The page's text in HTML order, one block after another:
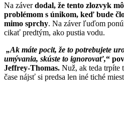
Na záverdodal, že tento zlozvyk
problémom s únikom, keď bude
mimo sprchy. Na záver ľuďom
cikať predtým, ako pustia vodu.
„Ak máte pocit, že to potrebujete
umývania, skúste to ignorovať,“
Jeffrey-Thomas. Nuž, ak teda trpíte
čase nájsť si predsa len iné tiché